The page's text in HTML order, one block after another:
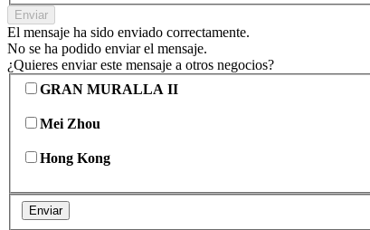
Enviar
El mensaje ha sido enviado correctamente.
No se ha podido enviar el mensaje.
¿Quieres enviar este mensaje a otros negocios?
GRAN MURALLA II
Mei Zhou
Hong Kong
Enviar